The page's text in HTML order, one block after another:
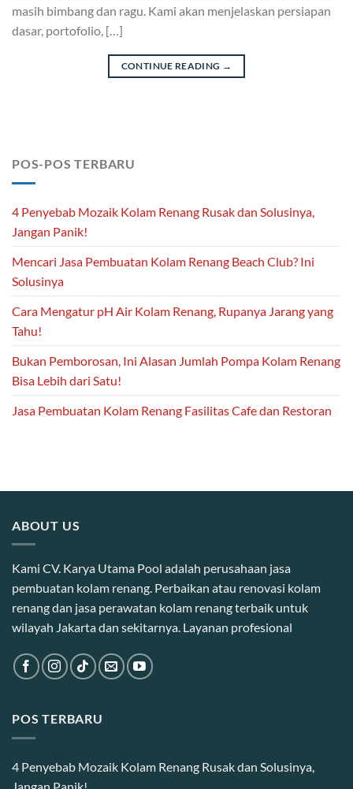
masih bimbang dan ragu. Kami akan menjelaskan persiapan
dasar, portofolio, […]
CONTINUE READING →
POS-POS TERBARU
4 Penyebab Mozaik Kolam Renang Rusak dan Solusinya,
Jangan Panik!
Mencari Jasa Pembuatan Kolam Renang Beach Club? Ini
Solusinya
Cara Mengatur pH Air Kolam Renang, Rupanya Jarang yang
Tahu!
Bukan Pemborosan, Ini Alasan Jumlah Pompa Kolam Renang
Bisa Lebih dari Satu!
Jasa Pembuatan Kolam Renang Fasilitas Cafe dan Restoran
ABOUT US
Kami CV. Karya Utama Pool adalah perusahaan jasa
pembuatan kolam renang. Perbaikan atau renovasi kolam
renang dan jasa perawatan kolam renang terbaik untuk
wilayah Jakarta dan sekitarnya. Layanan profesional
POS TERBARU
4 Penyebab Mozaik Kolam Renang Rusak dan Solusinya,